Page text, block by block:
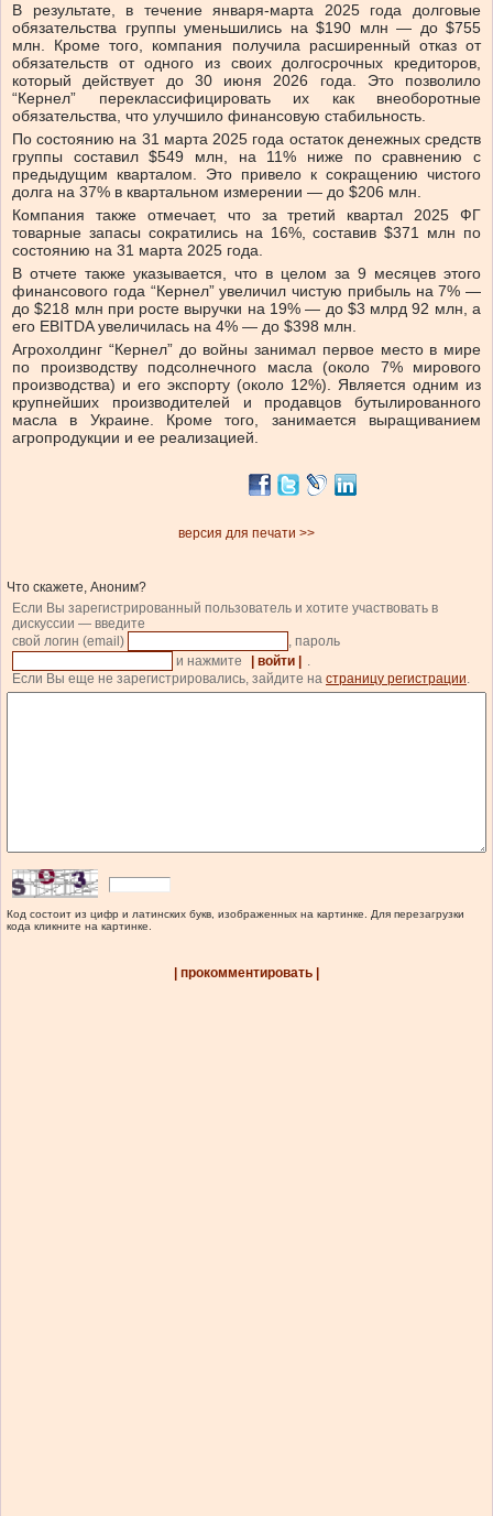
В результате, в течение января-марта 2025 года долговые
обязательства группы уменьшились на $190 млн — до $755
млн. Кроме того, компания получила расширенный отказ от
обязательств от одного из своих долгосрочных кредиторов,
который действует до 30 июня 2026 года. Это позволило
“Кернел” переклассифицировать их как внеоборотные
обязательства, что улучшило финансовую стабильность.
По состоянию на 31 марта 2025 года остаток денежных средств
группы составил $549 млн, на 11% ниже по сравнению с
предыдущим кварталом. Это привело к сокращению чистого
долга на 37% в квартальном измерении — до $206 млн.
Компания также отмечает, что за третий квартал 2025 ФГ
товарные запасы сократились на 16%, составив $371 млн по
состоянию на 31 марта 2025 года.
В отчете также указывается, что в целом за 9 месяцев этого
финансового года “Кернел” увеличил чистую прибыль на 7% —
до $218 млн при росте выручки на 19% — до $3 млрд 92 млн, а
его EBITDA увеличилась на 4% — до $398 млн.
Агрохолдинг “Кернел” до войны занимал первое место в мире
по производству подсолнечного масла (около 7% мирового
производства) и его экспорту (около 12%). Является одним из
крупнейших производителей и продавцов бутылированного
масла в Украине. Кроме того, занимается выращиванием
агропродукции и ее реализацией.
версия для печати >>
Что скажете, Аноним?
Если Вы зарегистрированный пользователь и хотите участвовать в
дискуссии — введите
свой логин (email)
, пароль
и нажмите
| войти |
.
Если Вы еще не зарегистрировались, зайдите на страницу регистрации.
Код состоит из цифр и латинских букв, изображенных на картинке. Для перезагрузки
кода кликните на картинке.
| прокомментировать |